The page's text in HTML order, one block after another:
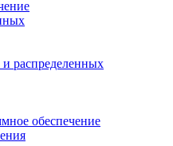
и распределенных
обеспечение